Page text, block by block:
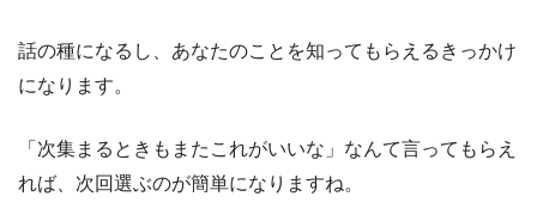
話の種になるし、あなたのことを知ってもらえるきっかけ
になります。
「次集まるときもまたこれがいいな」なんて言ってもらえ
れば、次回選ぶのが簡単になりますね。